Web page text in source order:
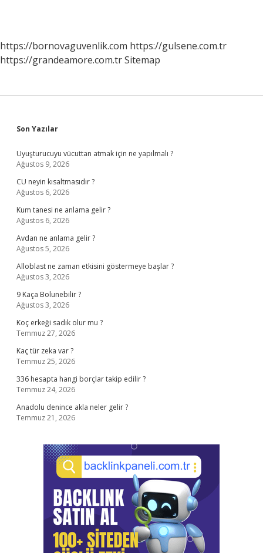
https://bornovaguvenlik.com https://gulsene.com.tr
https://grandeamore.com.trSitemap
Sidebar
Son Yazılar
Uyuşturucuyu vücuttan atmak için ne yapılmalı ?
Ağustos 9, 2026
CU neyin kısaltmasıdır ?
Ağustos 6, 2026
Kum tanesi ne anlama gelir ?
Ağustos 6, 2026
Avdan ne anlama gelir ?
Ağustos 5, 2026
Alloblast ne zaman etkisini göstermeye başlar ?
Ağustos 3, 2026
9 Kaça Bolunebilir ?
Ağustos 3, 2026
Koç erkeği sadık olur mu ?
Temmuz 27, 2026
Kaç tür zeka var ?
Temmuz 25, 2026
336 hesapta hangi borçlar takip edilir ?
Temmuz 24, 2026
Anadolu denince akla neler gelir ?
Temmuz 21, 2026